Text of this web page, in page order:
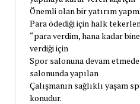
Önemli olan bir yatırım
Para ödediği için halk
“para verdim, hana kadar
verdiği için
Spor salonuna devam
salonunda yapılan
Çalışmanın sağlıklı yaşam
konudur.